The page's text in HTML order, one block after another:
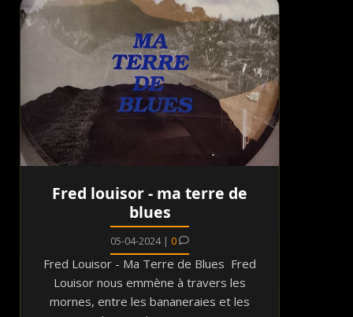
Fred louisor - ma terre de
blues
05-04-2024 | 0
Fred Louisor - Ma Terre de Blues Fred
Louisor nous emmène à travers les
mornes, entre les bananeraies et les